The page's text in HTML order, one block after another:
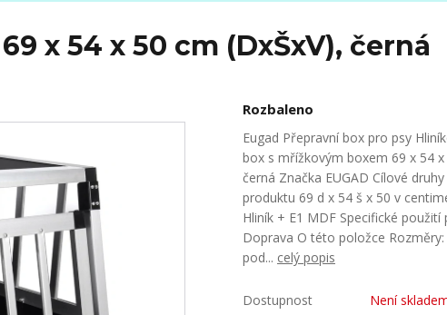
x 54 x 50 cm (DxŠxV), černá
Rozbaleno
Eugad Přepravní box pro psy
box s mřížkovým boxem 69 x 54 x
černá Značka EUGAD Cílové
produktu 69 d x 54 š x 50 v
Hliník + E1 MDF Specifické použití
Doprava O této položce Rozměry:
pod... celý popis
Dostupnost Není